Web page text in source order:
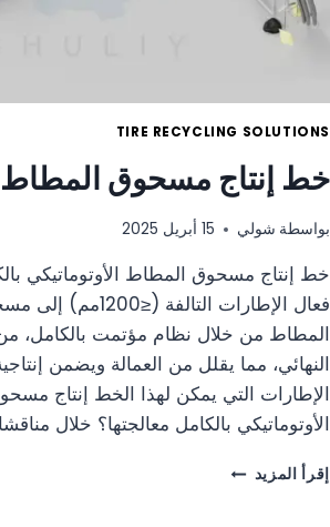
TIRE RECYCLING SOLUTIONS
خط إنتاج مسحوق المطاط
بواسطة شولي 15 أبريل 2025
خط إنتاج مسحوق المطاط الأوتوماتيكي
فعال الإطارات التالفة
المطاط من خلال نظام مؤتمت بالكامل،
النهائي، مما يقلل من العمالة ويضمن
الإطارات التي يمكن لهذا الخط إنتاج
الأوتوماتيكي بالكامل معالجتها؟ خلال
إقرأ المزيد خط